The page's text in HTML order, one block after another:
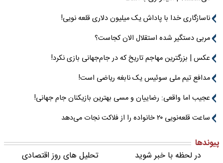
ناسازگاری خدا با پاداش یک میلیون دلاری قلعه نویی!
مربی دستگیر شده استقلال الان کجاست؟
عکس | بزرگترین مهاجم تاریخ که در جام‌جهانی بازی نکرد!
مدافع تیم ملی سوئیس یک نابغه ریاضی است!
عجیب اما واقعی: رضاییان و مسی بهترین بازیکنان جام جهانی!
ساعت قلعه‌نویی ۲۰ خانواده را از فلاکت نجات می‌دهد
پیوندها
در لحظه با خبر شوید
تحلیل های روز اقتصادی